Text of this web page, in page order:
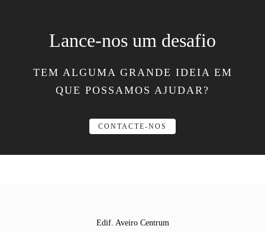
Lance-nos um desafio
TEM ALGUMA GRANDE IDEIA EM
QUE POSSAMOS AJUDAR?
CONTACTE-NOS
Edif. Aveiro Centrum